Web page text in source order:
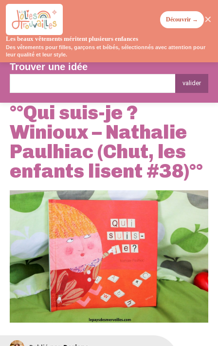
Trouver une idée
valider
°°Qui suis-je ?
Winioux – Nathalie
Paulhiac (Chut, les
enfants lisent #38)°°
Les beaux vêtements méritent plusieurs enfances
Des vêtements pour filles, garçons et bébés, sélectionnés avec attention pour
leur qualité et leur style.
Découvrir → ✕